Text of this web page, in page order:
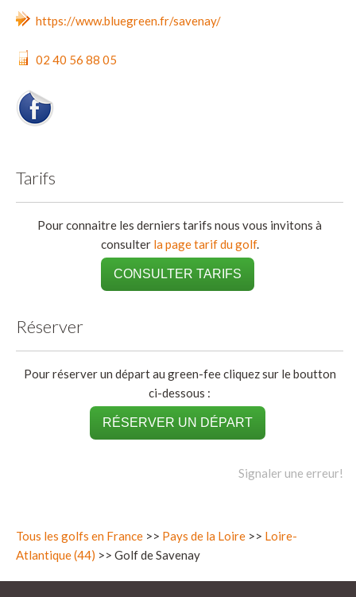
https://www.bluegreen.fr/savenay/
02 40 56 88 05
Tarifs
Pour connaitre les derniers tarifs nous vous invitons à
consulter la page tarif du golf.
CONSULTER TARIFS
Réserver
Pour réserver un départ au green-fee cliquez sur le boutton
ci-dessous :
RÉSERVER UN DÉPART
Signaler une erreur!
Tous les golfs en France >> Pays de la Loire >> Loire-
Atlantique (44) >> Golf de Savenay